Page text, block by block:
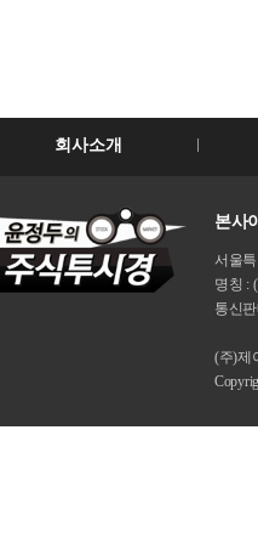
회사소개
본사
서울
명칭 :
통신
(주)제